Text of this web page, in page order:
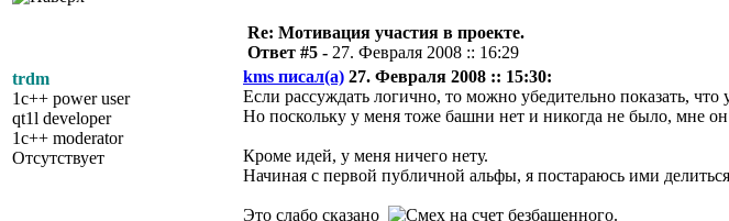
trdm
1c++ power user
qt1l developer
1c++ moderator
Отсутствует
Re: Мотивация участия в проекте.
Ответ #5 - 27. Февраля 2008 :: 16:29
kms писал(а) 27. Февраля 2008 :: 15:30:
Если рассуждать логично, то можно убедительно показать,
Но поскольку у меня тоже башни нет и никогда не было, мне
Кроме идей, у меня ничего нету.
Начиная с первой публичной альфы, я постараюсь ими
Это слабо сказано
на счет безбашенного.